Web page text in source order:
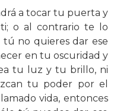
a tocar tu puerta y
o al contrario te lo
no quieres dar ese
en tu oscuridad y
tu luz y tu brillo, ni
tu poder por el
vida, entonces